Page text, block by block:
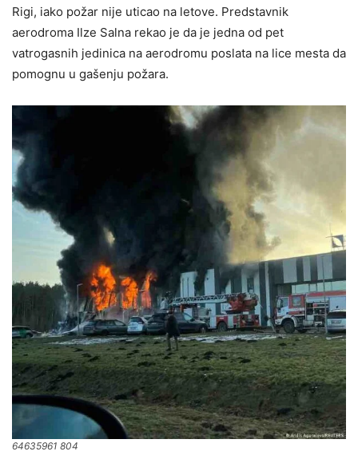
Rigi, iako požar nije uticao na letove. Predstavnik
aerodroma Ilze Salna rekao je da je jedna od pet
vatrogasnih jedinica na aerodromu poslata na lice mesta da
pomognu u gašenju požara.
64635961 804